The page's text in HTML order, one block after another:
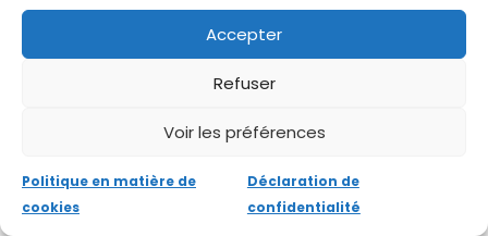
Accepter
Refuser
Voir les préférences
Politique en matière de
cookies
Déclaration de
confidentialité
Ce que vous devez savoir
Combien coûte Woocommerce ?
extensions payantes : Woocommerce est un
vous pouvez l’installer et l’utiliser sans frais
initiaux. Cependant, pour tirer pleinement parti